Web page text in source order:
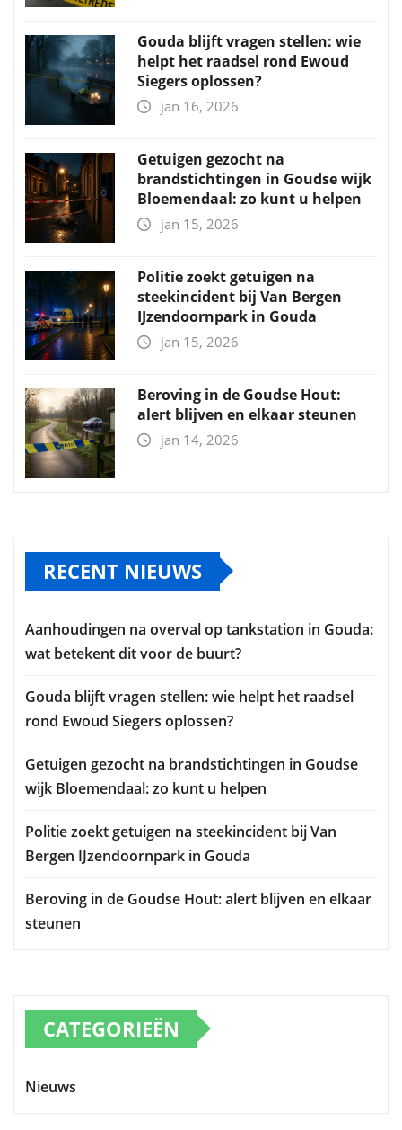
Gouda blijft vragen stellen: wie
helpt het raadsel rond Ewoud
Siegers oplossen?
jan 16, 2026
Getuigen gezocht na
brandstichtingen in Goudse wijk
Bloemendaal: zo kunt u helpen
jan 15, 2026
Politie zoekt getuigen na
steekincident bij Van Bergen
IJzendoornpark in Gouda
jan 15, 2026
Beroving in de Goudse Hout:
alert blijven en elkaar steunen
jan 14, 2026
RECENT NIEUWS
Aanhoudingen na overval op tankstation in Gouda:
wat betekent dit voor de buurt?
Gouda blijft vragen stellen: wie helpt het raadsel
rond Ewoud Siegers oplossen?
Getuigen gezocht na brandstichtingen in Goudse
wijk Bloemendaal: zo kunt u helpen
Politie zoekt getuigen na steekincident bij Van
Bergen IJzendoornpark in Gouda
Beroving in de Goudse Hout: alert blijven en elkaar
steunen
CATEGORIEËN
Nieuws